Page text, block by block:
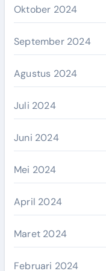
Oktober 2024
September 2024
Agustus 2024
Juli 2024
Juni 2024
Mei 2024
April 2024
Maret 2024
Februari 2024